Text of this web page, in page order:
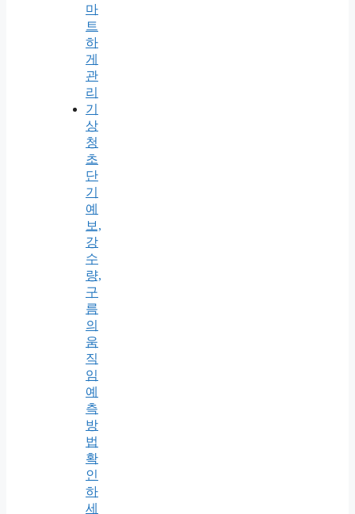
마
트
하
게
관
리
기
상
청
초
단
기
예
보,
강
수
량,
구
름
의
움
직
임
예
측
방
법
확
인
하
세